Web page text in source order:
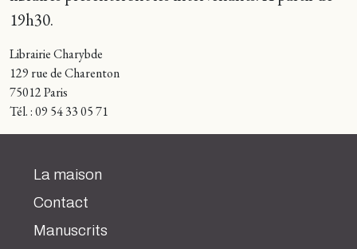
19h30.
Librairie Charybde
129 rue de Charenton
75012 Paris
Tél. : 09 54 33 05 71
La maison
Contact
Manuscrits